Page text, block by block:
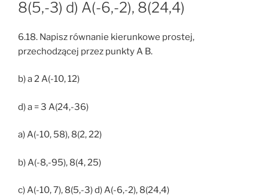
8(5,-3) d) A(-6,-2), 8(24,4)
6.18. Napisz równanie kierunkowe prostej,
przechodzącej przez punkty A B.
b) a 2 A(-10, 12)
d) a = 3 A(24,-36)
a) A(-10, 58), 8(2, 22)
b) A(-8,-95), 8(4, 25)
c) A(-10, 7), 8(5,-3) d) A(-6,-2), 8(24,4)